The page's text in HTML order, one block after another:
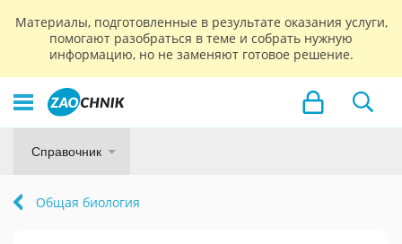
Материалы, подготовленные в результате оказания услуги,
помогают разобраться в теме и собрать нужную
информацию, но не заменяют готовое решение.
Справочник
Общая биология